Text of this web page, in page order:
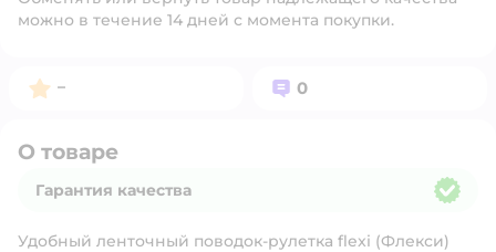
можно в течение 14 дней с момента покупки.
Рейтинг:
– Вопросов:
0
О товаре
Гарантия качества
Удобный ленточный поводок-рулетка flexi (Флекси)